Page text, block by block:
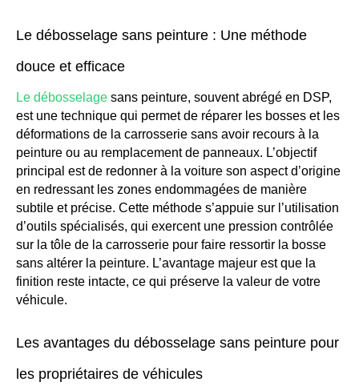
Le débosselage sans peinture : Une méthode
douce et efficace
Le débosselagesans peinture, souvent abrégé en DSP,
est une technique qui permet de réparer les bosses et les
déformations de la carrosserie sans avoir recours à la
peinture ou au remplacement de panneaux. L’objectif
principal est de redonner à la voiture son aspect d’origine
en redressant les zones endommagées de manière
subtile et précise. Cette méthode s’appuie sur l’utilisation
d’outils spécialisés, qui exercent une pression contrôlée
sur la tôle de la carrosserie pour faire ressortir la bosse
sans altérer la peinture. L’avantage majeur est que la
finition reste intacte, ce qui préserve la valeur de votre
véhicule.
Les avantages du débosselage sans peinture pour
les propriétaires de véhicules